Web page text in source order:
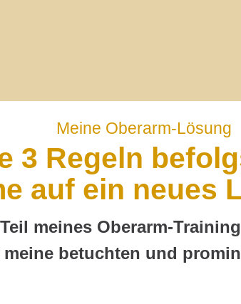
Meine Oberarm-Lösung
3 Regeln
auf ein neues
meines Oberarm-
betuchten und